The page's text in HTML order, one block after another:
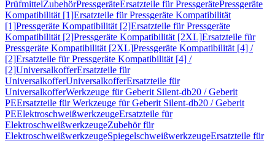
PrüfmittelZubehörPressgeräteErsatzteile für PressgerätePressgeräte
Kompatibilität [1]Ersatzteile für Pressgeräte Kompatibilität
[1]Pressgeräte Kompatibilität [2]Ersatzteile für Pressgeräte
Kompatibilität [2]Pressgeräte Kompatibilität [2XL]Ersatzteile für
Pressgeräte Kompatibilität [2XL]Pressgeräte Kompatibilität [4] /
[2]Ersatzteile für Pressgeräte Kompatibilität [4] /
[2]UniversalkofferErsatzteile für
UniversalkofferUniversalkofferErsatzteile für
UniversalkofferWerkzeuge für Geberit Silent-db20 / Geberit
PEErsatzteile für Werkzeuge für Geberit Silent-db20 / Geberit
PEElektroschweißwerkzeugeErsatzteile für
ElektroschweißwerkzeugeZubehör für
ElektroschweißwerkzeugeSpiegelschweißwerkzeugeErsatzteile für